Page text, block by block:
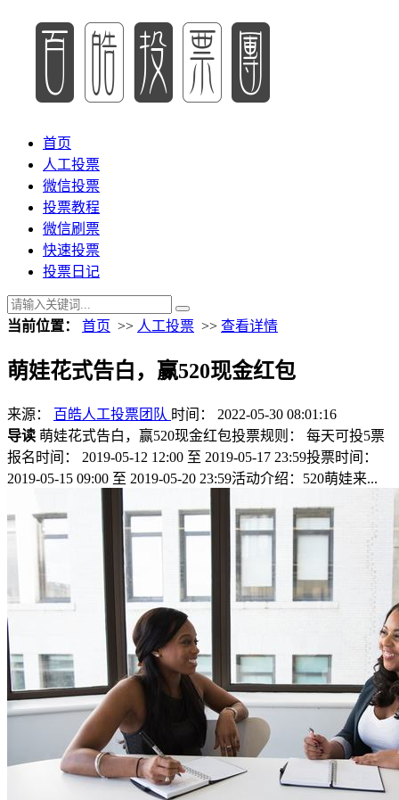
首页
人工投票
微信投票
投票教程
微信刷票
快速投票
投票日记
当前位置： 首页 >> 人工投票 >> 查看详情
萌娃花式告白，赢520现金红包
来源： 百皓人工投票团队 时间： 2022-05-30 08:01:16
导读 萌娃花式告白，赢520现金红包投票规则： 每天可投5票
报名时间： 2019-05-12 12:00 至 2019-05-17 23:59投票时间：
2019-05-15 09:00 至 2019-05-20 23:59活动介绍：520萌娃来...